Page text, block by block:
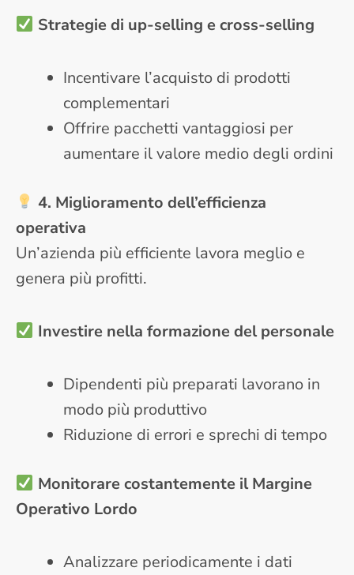
Strategie di up-selling e cross-selling
Incentivare l’acquisto di prodotti
complementari
Offrire pacchetti vantaggiosi per
aumentare il valore medio degli ordini
4. Miglioramento dell’efficienza
operativa
Un’azienda più efficiente lavora meglio e
genera più profitti.
Investire nella formazione del personale
Dipendenti più preparati lavorano in
modo più produttivo
Riduzione di errori e sprechi di tempo
Monitorare costantemente il Margine
Operativo Lordo
Analizzare periodicamente i dati